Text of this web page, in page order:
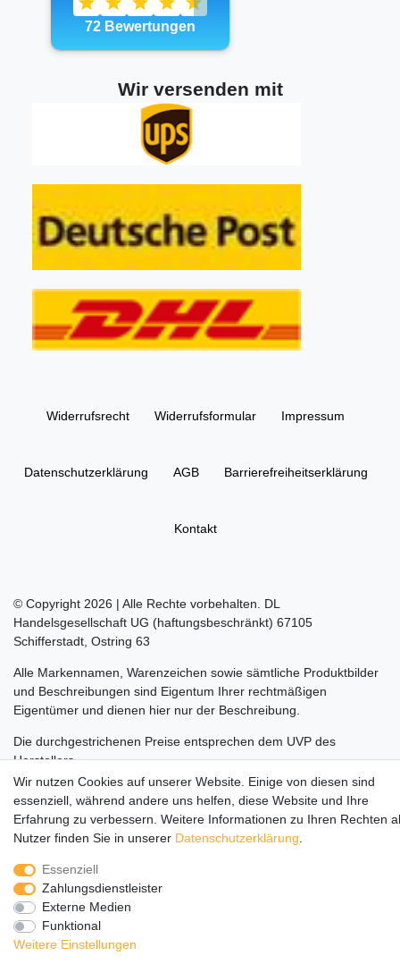
Wir versenden mit
Widerrufs­recht Widerrufs­formular Impressum
Daten­schutz­erklärung AGB Barrierefreiheitserklärung
Kontakt
© Copyright 2026 | Alle Rechte vorbehalten. DL
Handelsgesellschaft UG (haftungsbeschränkt) 67105
Schifferstadt, Ostring 63
Alle Markennamen, Warenzeichen sowie sämtliche Produktbilder
und Beschreibungen sind Eigentum Ihrer rechtmäßigen
Eigentümer und dienen hier nur der Beschreibung.
Die durchgestrichenen Preise entsprechen dem UVP des
Herstellers.
LEGO, das LEGO Logo, die Minifigur, DUPLO, LEGENDS OF
CHIMA, NINJAGO, BIONICLE, MINDSTORMS und MIXELS sind
urheberrechtlich geschützte Markenzeichen der LEGO Gruppe.
Wir nutzen Cookies auf unserer Website. Einige von diesen sind
essenziell, während andere uns helfen, diese Website und Ihre
Erfahrung zu verbessern. Weitere Informationen zu Ihren Rechten
Nutzer finden Sie in unserer Daten­schutz­erklärung
Essenziell
Zahlungsdienstleister
Externe Medien
Funktional
Weitere Einstellungen